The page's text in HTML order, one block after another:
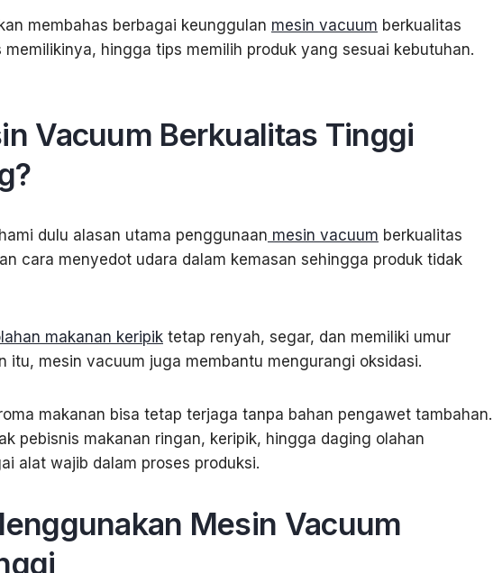
membahas berbagai keunggulan mesin vacuum berkualitas
hingga tips memilih produk yang sesuai kebutuhan.
Vacuum Berkualitas Tinggi
dulu alasan utama penggunaan mesin vacuum berkualitas
cara menyedot udara dalam kemasan sehingga produk tidak
makanan keripik tetap renyah, segar, dan memiliki umur
itu, mesin vacuum juga membantu mengurangi oksidasi.
makanan bisa tetap terjaga tanpa bahan pengawet tambahan.
pebisnis makanan ringan, keripik, hingga daging olahan
alat wajib dalam proses produksi.
Mesin Vacuum